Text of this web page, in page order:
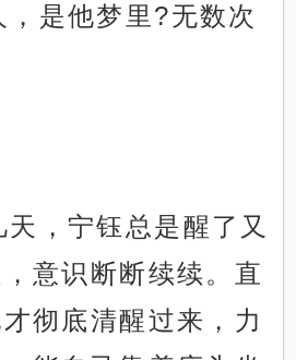
，是他梦里?无数次
，宁钰总是醒了又
意识断断续续。直
彻底清醒过来，力